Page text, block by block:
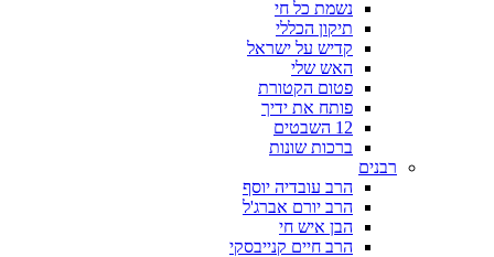
נשמת כל חי
תיקון הכללי
קדיש על ישראל
האש שלי
פטום הקטורת
פותח את ידיך
12 השבטים
ברכות שונות
רבנים
הרב עובדיה יוסף
הרב יורם אברג'ל
הבן איש חי
הרב חיים קנייבסקי